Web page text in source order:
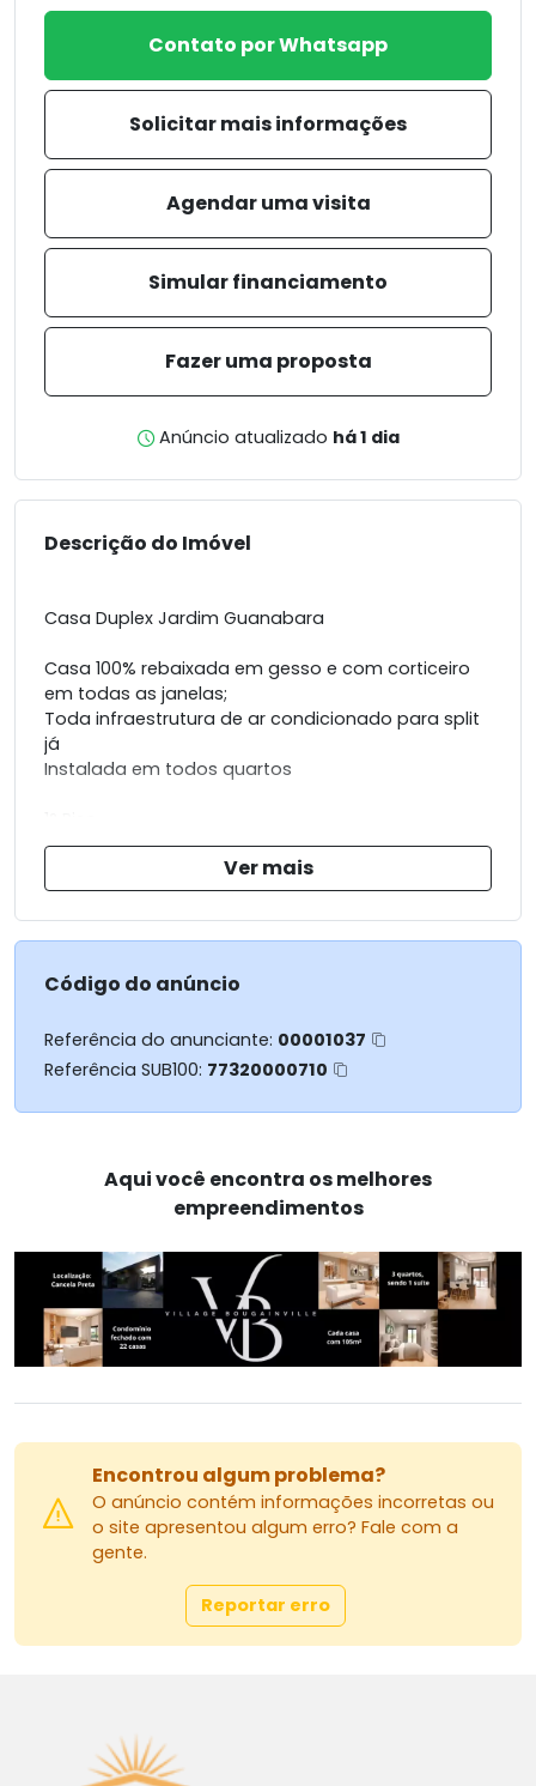
Contato por Whatsapp
Solicitar mais informações
Agendar uma visita
Simular financiamento
Fazer uma proposta
Anúncio atualizado há 1 dia
Descrição do Imóvel
Casa Duplex Jardim Guanabara
Casa 100% rebaixada em gesso e com corticeiro
em todas as janelas;
Toda infraestrutura de ar condicionado para split
já
Instalada em todos quartos
- Sala ampla com dois ambientes
- Cozinha conceito aberto
- Lavabo
- lavanderia
- Área Gourmet completa com área externa com
bem ampla.
- Passagem do lado para ter acesso a área
2° Piso
Caixa d'água 2 mil litros
2 vagas de garagem
Área total construída: 140 m²
Área total do terreno: 150 m²
Obs.:
Área Gourmet com churrasqueira
Toda com Luminárias em Led
com
Previsão para boiler:
Ver mais
Código do anúncio
Referência do anunciante: 00001037
Referência SUB100: 77320000710
Aqui você encontra os melhores
empreendimentos
Encontrou algum problema?
O anúncio contém informações incorretas ou
o site apresentou algum erro? Fale com a
gente.
Reportar erro